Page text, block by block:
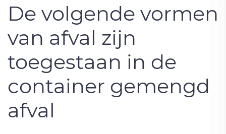
De volgende vormen
van afval zijn
toegestaan ​​in de
container gemengd
afval